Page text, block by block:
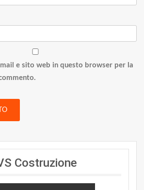
e sito web in questo browser per la
Costruzione